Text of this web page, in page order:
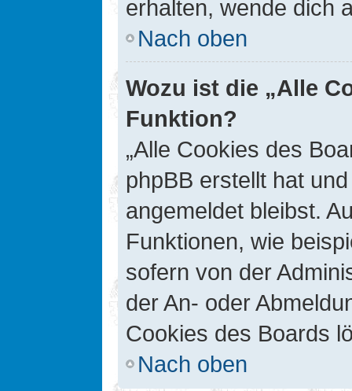
erhalten, wende dich
Nach oben
Wozu ist die „Alle
Funktion?
„Alle Cookies des
phpBB erstellt hat
angemeldet bleibst.
Funktionen, wie
sofern von der
der An- oder
Cookies des Boards
Nach oben